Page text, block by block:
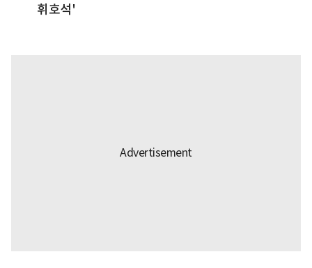
휘호석'